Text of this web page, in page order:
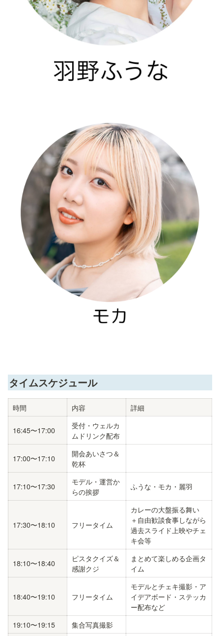
タイムスケジュール
時間 内容 詳細
16:45〜17:00
受付・ウェルカ
ムドリンク配布
17:00〜17:10
開会あいさつ＆
乾杯
17:10〜17:30
モデル・運営か
らの挨拶
ふうな・モカ・麗羽
17:30〜18:10 フリータイム
カレーの大盤振る舞い
＋自由歓談食事しながら
過去スライド上映やチェ
キ会等
18:10〜18:40
ピスタクイズ＆
感謝クジ
まとめて楽しめる企画タ
イム
18:40〜19:10 フリータイム
モデルとチェキ撮影・ア
イデアボード・ステッカ
ー配布など
19:10〜19:15
集合写真撮影